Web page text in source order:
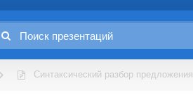
Синтаксический разбор предложения